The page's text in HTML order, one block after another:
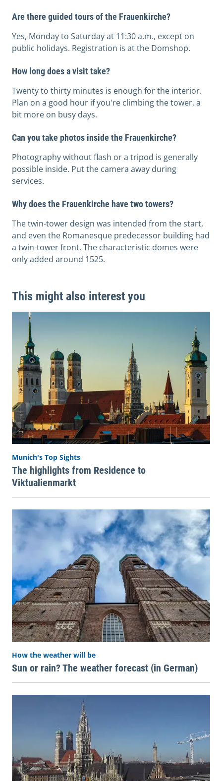
Are there guided tours of the Frauenkirche?
Yes, Monday to Saturday at 11:30 a.m., except on
public holidays. Registration is at the Domshop.
How long does a visit take?
Twenty to thirty minutes is enough for the interior.
Plan on a good hour if you're climbing the tower, a
bit more on busy days.
Can you take photos inside the Frauenkirche?
Photography without flash or a tripod is generally
possible inside. Put the camera away during
services.
Why does the Frauenkirche have two towers?
The twin-tower design was intended from the start,
and even the Romanesque predecessor building had
a twin-tower front. The characteristic domes were
only added around 1525.
This might also interest you
Munich's Top Sights
The highlights from Residence to
Viktualienmarkt
How the weather will be
Sun or rain? The weather forecast (in German)